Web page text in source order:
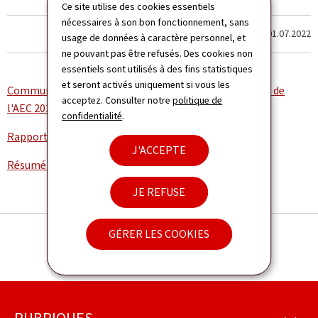
Ce site utilise des cookies essentiels
nécessaires à son bon fonctionnement, sans
usage de données à caractère personnel, et
ne pouvant pas être refusés. Des cookies non
essentiels sont utilisés à des fins statistiques
et seront activés uniquement si vous les
acceptez. Consulter notrepolitique de
confidentialité.
J'ACCEPTE
JE REFUSE
GÉRER LES COOKIES
Dernière modification le 01.07.2022
Communiqué de presse concernant le Rapport biennal de
l'AEC 2020 (Pdf, 746 Ko)
Rapport biennal de l'AEC 2020 (Pdf, 3,76 Mo)
Résumé du Rapport biennal de l'AEC 2020 (Pdf, 476 Ko)